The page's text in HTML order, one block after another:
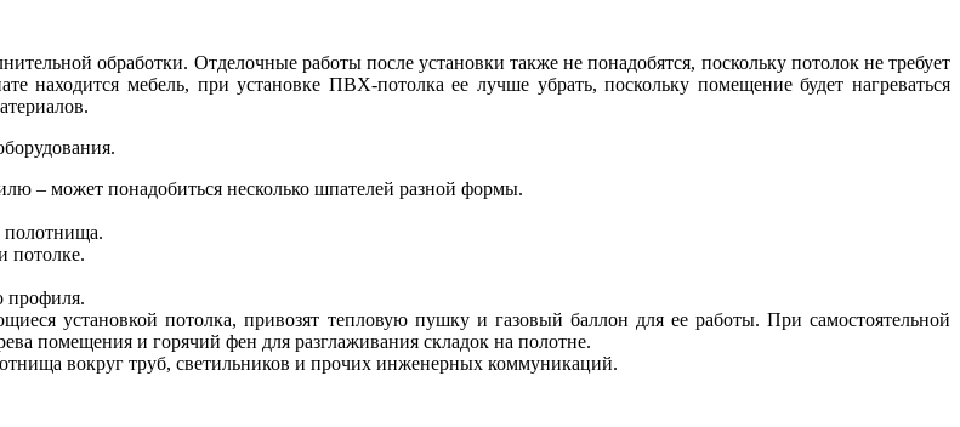
обработки. Отделочные работы после установки также не понадобятся, поскольку потолок не требует
находится мебель, при установке ПВХ-потолка ее лучше убрать, поскольку помещение будет нагреваться
– может понадобиться несколько шпателей разной формы.
полотнища.
потолке.
профиля.
установкой потолка, привозят тепловую пушку и газовый баллон для ее работы. При самостоятельной
помещения и горячий фен для разглаживания складок на полотне.
вокруг труб, светильников и прочих инженерных коммуникаций.